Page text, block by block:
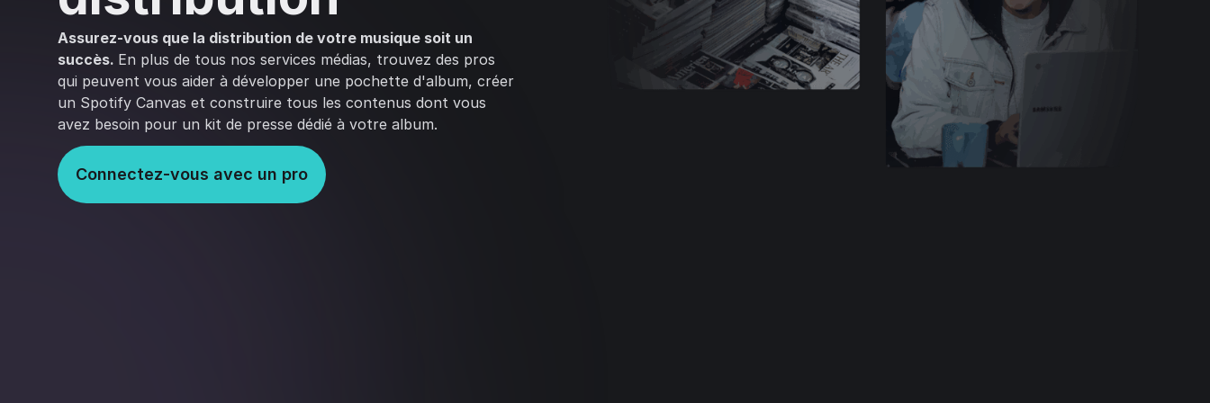
Assurez-vous que la distribution de votre musique soit un
succès. En plus de tous nos services médias, trouvez des pros
qui peuvent vous aider à développer une pochette d'album, créer
un Spotify Canvas et construire tous les contenus dont vous
avez besoin pour un kit de presse dédié à votre album.
Connectez-vous avec un pro